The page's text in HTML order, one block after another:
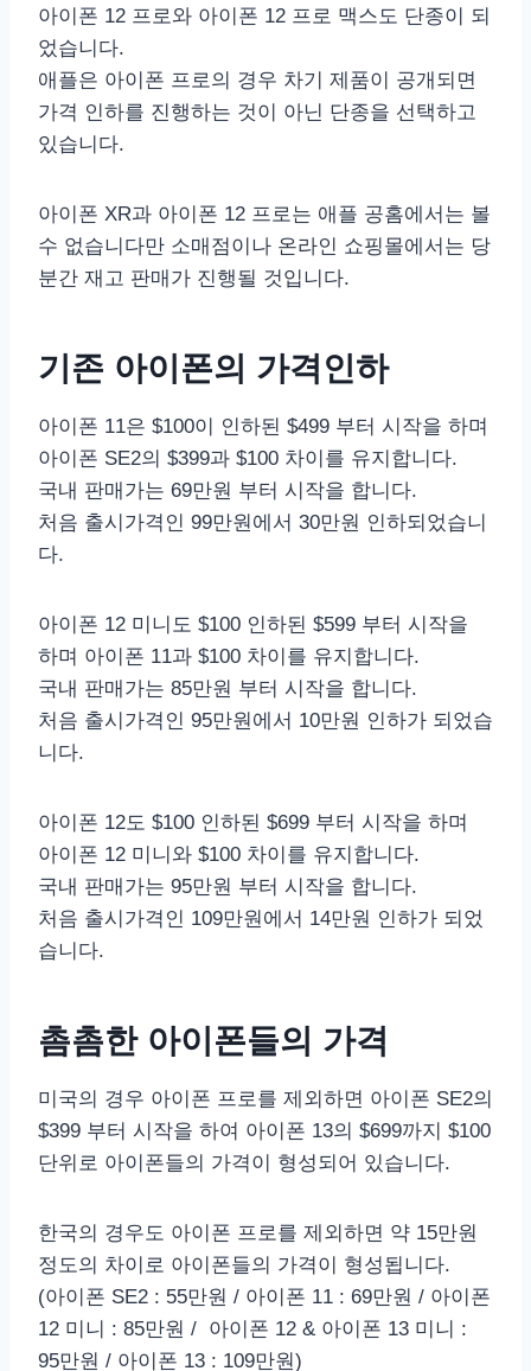
아이폰 12 프로와 아이폰 12 프로 맥스도 단종이 되
었습니다.
애플은 아이폰 프로의 경우 차기 제품이 공개되면
가격 인하를 진행하는 것이 아닌 단종을 선택하고
있습니다.
아이폰 XR과 아이폰 12 프로는 애플 공홈에서는 볼
수 없습니다만 소매점이나 온라인 쇼핑몰에서는 당
분간 재고 판매가 진행될 것입니다.
기존 아이폰의 가격인하
아이폰 11은 $100이 인하된 $499 부터 시작을 하며
아이폰 SE2의 $399과 $100 차이를 유지합니다.
국내 판매가는 69만원 부터 시작을 합니다.
처음 출시가격인 99만원에서 30만원 인하되었습니
다.
아이폰 12 미니도 $100 인하된 $599 부터 시작을
하며 아이폰 11과 $100 차이를 유지합니다.
국내 판매가는 85만원 부터 시작을 합니다.
처음 출시가격인 95만원에서 10만원 인하가 되었습
니다.
아이폰 12도 $100 인하된 $699 부터 시작을 하며
아이폰 12 미니와 $100 차이를 유지합니다.
국내 판매가는 95만원 부터 시작을 합니다.
처음 출시가격인 109만원에서 14만원 인하가 되었
습니다.
촘촘한 아이폰들의 가격
미국의 경우 아이폰 프로를 제외하면 아이폰 SE2의
$399 부터 시작을 하여 아이폰 13의 $699까지 $100
단위로 아이폰들의 가격이 형성되어 있습니다.
한국의 경우도 아이폰 프로를 제외하면 약 15만원
정도의 차이로 아이폰들의 가격이 형성됩니다.
(아이폰 SE2 : 55만원 / 아이폰 11 : 69만원 / 아이폰
12 미니 : 85만원 / 아이폰 12 & 아이폰 13 미니 :
95만원 / 아이폰 13 : 109만원)